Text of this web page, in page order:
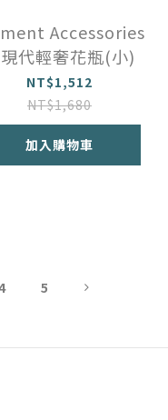
Accessories
現代輕奢花瓶(小)
NT$1,512
NT$1,680
加入購物車
5